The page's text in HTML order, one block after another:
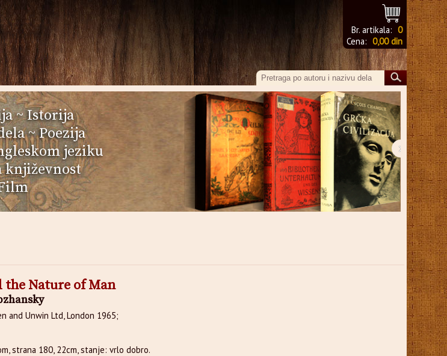
Br. artikala: 0
Cena: 0,00 din
~Istorija
~Poezija
jeziku
književnost
›
the Nature of Man
and Unwin Ltd, London 1965;
strana 180, 22cm, stanje: vrlo dobro.